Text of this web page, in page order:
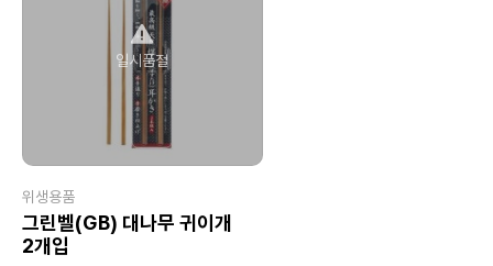
일시품절
위생용품
그린벨(GB) 대나무 귀이개
2개입